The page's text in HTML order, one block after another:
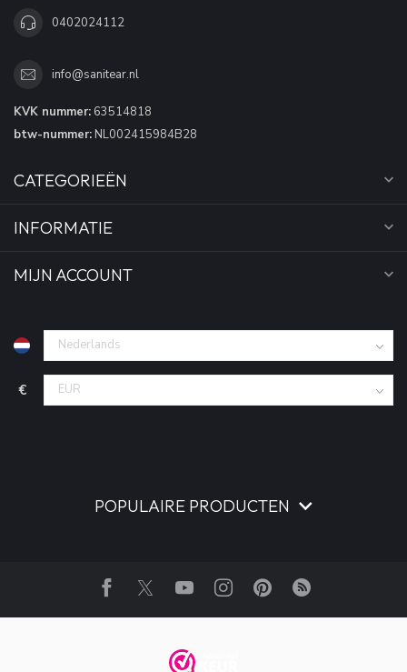
0402024112
info@sanitear.nl
KVK nummer: 63514818
btw-nummer: NL002415984B28
CATEGORIEËN
INFORMATIE
MIJN ACCOUNT
€
POPULAIRE PRODUCTEN